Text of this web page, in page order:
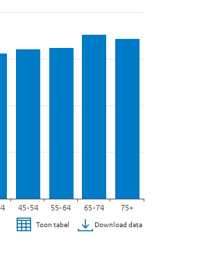
Percentage weergeeft.
45-54 55-64 65-74 75+
Toon tabel Download data